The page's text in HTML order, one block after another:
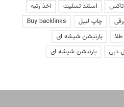
استند تسلیت
اخذ رتبه
چاپ لیبل
Buy backlinks
پارتیشن شیشه ای
دبی پارتیشن شیشه ای